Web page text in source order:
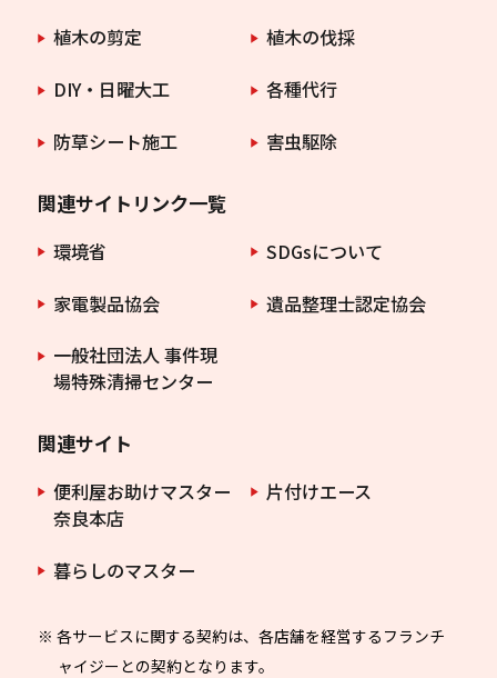
植木の剪定
植木の伐採
DIY・日曜大工
各種代行
防草シート施工
害虫駆除
関連サイトリンク一覧
環境省
SDGsについて
家電製品協会
遺品整理士認定協会
一般社団法人 事件現
場特殊清掃センター
関連サイト
便利屋お助けマスター
奈良本店
片付けエース
暮らしのマスター
※ 各サービスに関する契約は、各店舗を経営するフランチ
ャイジーとの契約となります。